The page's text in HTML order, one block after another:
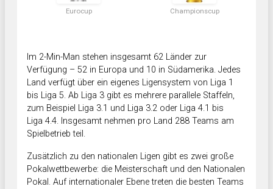
Eurocup Championscup
Im 2-Min-Man stehen insgesamt 62 Länder zur
Verfügung – 52 in Europa und 10 in Südamerika. Jedes
Land verfügt über ein eigenes Ligensystem von Liga 1
bis Liga 5. Ab Liga 3 gibt es mehrere parallele Staffeln,
zum Beispiel Liga 3.1 und Liga 3.2 oder Liga 4.1 bis
Liga 4.4. Insgesamt nehmen pro Land 288 Teams am
Spielbetrieb teil.
Zusätzlich zu den nationalen Ligen gibt es zwei große
Pokalwettbewerbe: die Meisterschaft und den Nationalen
Pokal. Auf internationaler Ebene treten die besten Teams